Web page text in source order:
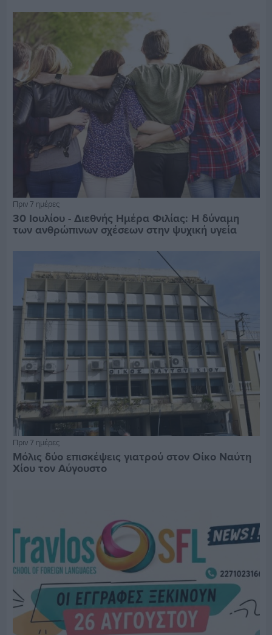
Πριν 7 ημέρες
30 Ιουλίου - Διεθνής Ημέρα Φιλίας: Η δύναμη
των ανθρώπινων σχέσεων στην ψυχική υγεία
Πριν 7 ημέρες
Μόλις δύο επισκέψεις γιατρού στον Οίκο Ναύτη
Χίου τον Αύγουστο